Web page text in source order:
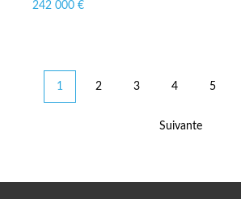
242 000 €
1 2 3 4 5
Suivante